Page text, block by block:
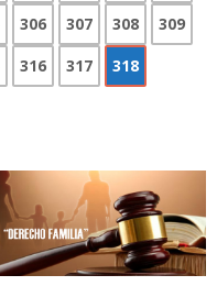
306 307 308
309
316 317 318